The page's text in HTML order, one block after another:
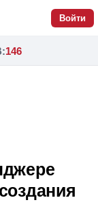
Войти
:146